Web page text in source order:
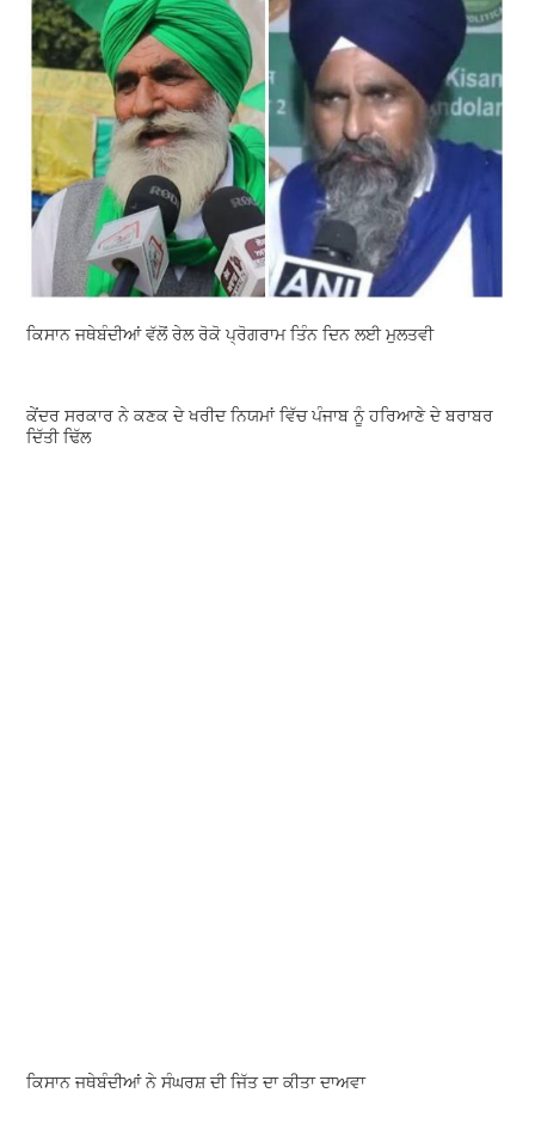
ਕਿਸਾਨ ਜਥੇਬੰਦੀਆਂ ਵੱਲੋਂ ਰੇਲ ਰੋਕੋ ਪ੍ਰੋਗਰਾਮ ਤਿੰਨ ਦਿਨ ਲਈ ਮੁਲਤਵੀ
ਕੇਂਦਰ ਸਰਕਾਰ ਨੇ ਕਣਕ ਦੇ ਖਰੀਦ ਨਿਯਮਾਂ ਵਿੱਚ ਪੰਜਾਬ ਨੂੰ ਹਰਿਆਣੇ ਦੇ ਬਰਾਬਰ
ਦਿੱਤੀ ਢਿੱਲ
ਕਿਸਾਨ ਜਥੇਬੰਦੀਆਂ ਨੇ ਸੰਘਰਸ਼ ਦੀ ਜਿੱਤ ਦਾ ਕੀਤਾ ਦਾਅਵਾ